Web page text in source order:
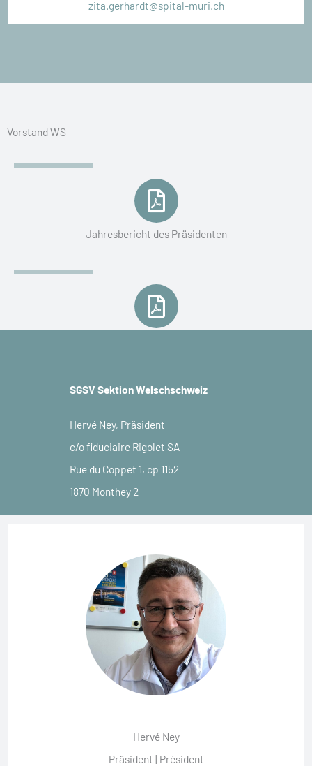
zita.gerhardt@spital-muri.ch
Vorstand WS
Jahresbericht des Präsidenten
SGSV Sektion Welschschweiz
Hervé Ney, Präsident
c/o fiduciaire Rigolet SA
Rue du Coppet 1, cp 1152
1870 Monthey 2
Hervé Ney
Präsident | Président